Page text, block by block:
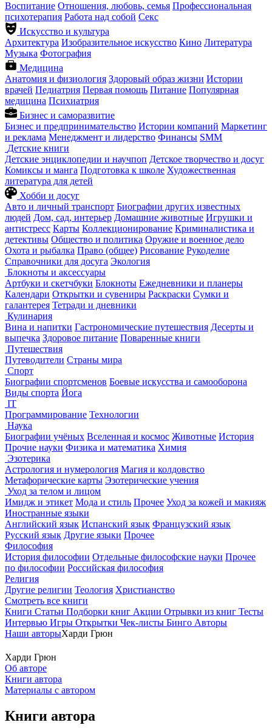
Воспитание Отношения, любовь, семья Профессиональная
психотерапия Работа над собой Секс
Искусство и культура
Архитектура Изобразительное искусство Кино Литература
Музыка Фотография
Медицина
Анатомия и физиология Здоровый образ жизни Истории
врачей Педиатрия Первая помощь Питание Популярная
медицина Психиатрия
Бизнес и саморазвитие
Бизнес и предпринимательство Истории компаний Маркетинг
и реклама Менеджмент и лидерство Финансы SMM
Детские книги
Детские энциклопедии и научпоп Детское творчество и досуг
Комиксы и манга Подготовка к школе Художественная
литература для детей
Хобби и досуг
Авто и личный транспорт Биографии других известных
людей Дом, сад, интерьер Домашние животные Игрушки и
антистресс Карты Коллекционирование Криминалистика и
детективы Общество и политика Оружие и военное дело
Охота и рыбалка Право (общее) Рисование Рукоделие
Справочники для досуга Экология
Блокноты и аксессуары
Артбуки и скетчбуки Блокноты Ежедневники и планеры
Календари Открытки и сувениры Раскраски Сумки и
галантерея Тетради и дневники
Кулинария
Вина и напитки Гастрономические путешествия Десерты и
выпечка Здоровое питание Поваренные книги
Путешествия
Путеводители Страны мира
Спорт
Биографии спортсменов Боевые искусства и самооборона
Виды спорта Йога
IT
Программирование Технологии
Наука
Биографии учёных Вселенная и космос Животные История
Прочие науки Физика и математика Химия
Эзотерика
Астрология и нумерология Магия и колдовство
Метафорические карты Эзотерические учения
Уход за телом и лицом
Имидж и этикет Мода и стиль Прочее Уход за кожей и макияж
Иностранные языки
Английский язык Испанский язык Французский язык
Русский язык Другие языки Прочее
Философия
История философии Отдельные философские науки Прочее
по философии Российская философия
Религия
Другие религии Теология Христианство
Смотреть все книги
Книги Статьи Подборки книг Акции Отрывки из книг Тесты
Интервью Игры Открытки Чек-листы Бинго Авторы
Наши авторыХарди Грюн
Харди Грюн
Об авторе
Книги автора
Материалы с автором
Книги автора